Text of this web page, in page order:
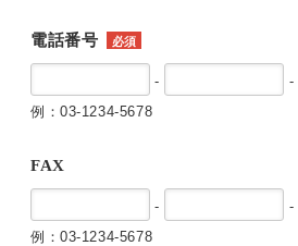
電話番号 必須
-
-
例：03-1234-5678
FAX
-
-
例：03-1234-5678